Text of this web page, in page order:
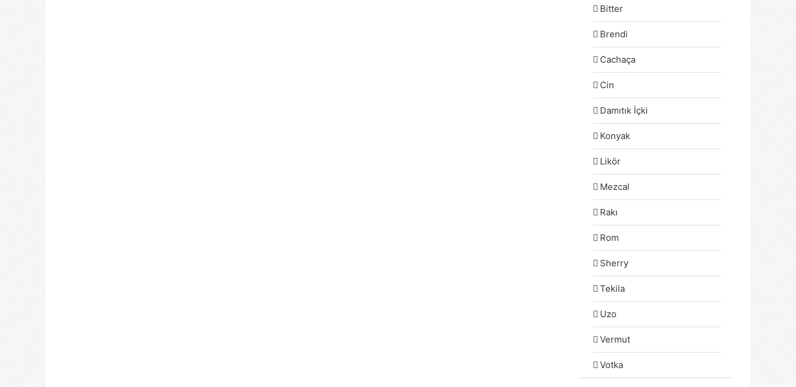
Bitter
Brendi
Cachaça
Cin
Damıtık İçki
Konyak
Likör
Mezcal
Rakı
Rom
Sherry
Tekila
Uzo
Vermut
Votka